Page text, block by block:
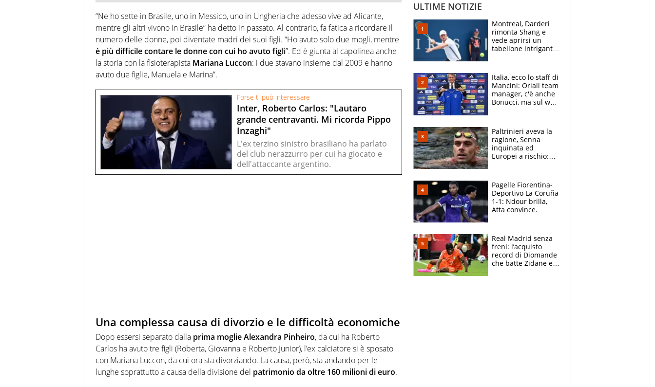
“Ne ho sette in Brasile, uno in Messico, uno in Ungheria che adesso vive ad Alicante,
mentre gli altri vivono in Brasile” ha detto in passato. Al contrario, fa fatica a ricordare il
numero delle donne, poi diventate madri dei suoi figli. “Ho avuto solo due mogli, mentre
è più difficile contare le donne con cui ho avuto figli”. Ed è giunta al capolinea anche
la storia con la fisioterapista Mariana Luccon: i due stavano insieme dal 2009 e hanno
avuto due figlie, Manuela e Marina”.
Forse ti può interessare
Inter, Roberto Carlos: "Lautaro
grande centravanti. Mi ricorda Pippo
Inzaghi"
L'ex terzino sinistro brasiliano ha parlato
del club nerazzurro per cui ha giocato e
dell'attaccante argentino.
Una complessa causa di divorzio e le difficoltà economiche
Dopo essersi separato dalla prima moglie Alexandra Pinheiro, da cui ha Roberto
Carlos ha avuto tre figli (Roberta, Giovanna e Roberto Junior), l’ex calciatore si è sposato
con Mariana Luccon, da cui ora sta divorziando. La causa, però, sta andando per le
lunghe soprattutto a causa della divisione del patrimonio da oltre 160 milioni di euro.
ULTIME NOTIZIE
Montreal, Darderi
rimonta Shang e
vede aprirsi un
tabellone intrigante:
felice del mio livello"
Italia, ecco lo staff di
Mancini: Oriali team
manager, c'è anche
Bonucci, ma sul web
Paltrinieri aveva la
ragione, Senna
inquinata ed
Europei a rischio:
adesso
Pagelle Fiorentina-
Deportivo La Coruña
1-1: Ndour brilla,
Atta convince.
Real Madrid senza
freni: l’acquisto
record di Diomande
che batte Zidane e